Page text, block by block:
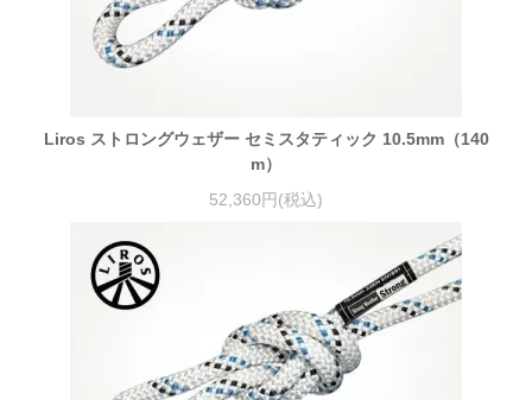
Liros ストロングウェザー セミスタティック 10.5mm（140
m）
52,360円(税込)